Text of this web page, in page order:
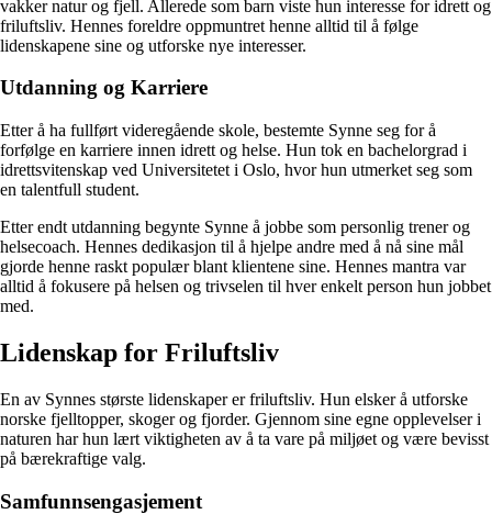
vakker natur og fjell. Allerede som barn viste hun interesse for idrett og
friluftsliv. Hennes foreldre oppmuntret henne alltid til å følge
lidenskapene sine og utforske nye interesser.
Utdanning og Karriere
Etter å ha fullført videregående skole, bestemte Synne seg for å
forfølge en karriere innen idrett og helse. Hun tok en bachelorgrad i
idrettsvitenskap ved Universitetet i Oslo, hvor hun utmerket seg som
en talentfull student.
Etter endt utdanning begynte Synne å jobbe som personlig trener og
helsecoach. Hennes dedikasjon til å hjelpe andre med å nå sine mål
gjorde henne raskt populær blant klientene sine. Hennes mantra var
alltid å fokusere på helsen og trivselen til hver enkelt person hun jobbet
med.
Lidenskap for Friluftsliv
En av Synnes største lidenskaper er friluftsliv. Hun elsker å utforske
norske fjelltopper, skoger og fjorder. Gjennom sine egne opplevelser i
naturen har hun lært viktigheten av å ta vare på miljøet og være bevisst
på bærekraftige valg.
Samfunnsengasjement